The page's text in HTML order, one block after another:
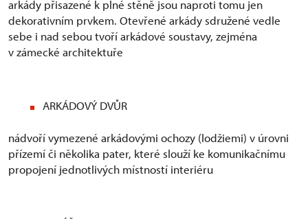
arkády přisazené k plné stěně jsou naproti tomu jen
dekorativním prvkem. Otevřené arkády sdružené vedle
sebe i nad sebou tvoří arkádové soustavy, zejména
v zámecké architektuře
ARKÁDOVÝ DVŮR
nádvoří vymezené arkádovými ochozy (lodžiemi) v úrovni
přízemí či několika pater, které slouží ke komunikačnímu
propojení jednotlivých místností interiéru